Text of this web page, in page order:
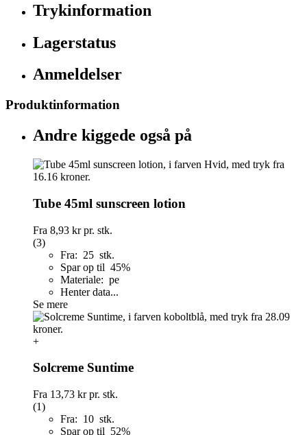
Trykinformation
Lagerstatus
Anmeldelser
Produktinformation
Andre kiggede også på
Tube 45ml sunscreen lotion
Fra 8,93 krpr. stk.
(3)
Fra: 25 stk.
Spar op til 45%
Materiale: pe
Henter data...
Se mere
+
Solcreme Suntime
Fra 13,73 krpr. stk.
(1)
Fra: 10 stk.
Spar op til 52%